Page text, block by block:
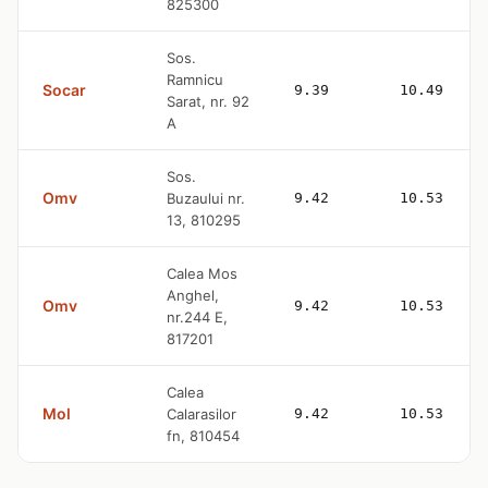
825300
Socar
Sos.
Ramnicu
Sarat, nr. 92
A
9.39 10.49
Omv
Sos.
Buzaului nr.
13, 810295
9.42 10.53
Omv
Calea Mos
Anghel,
nr.244 E,
817201
9.42 10.53
Mol
Calea
Calarasilor
fn, 810454
9.42 10.53